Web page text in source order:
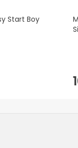
Start Boy